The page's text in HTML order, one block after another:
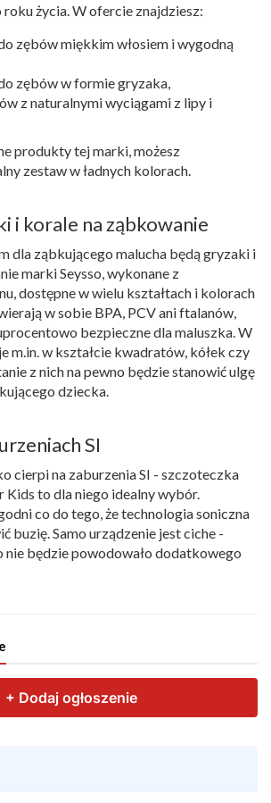
życia. W ofercie znajdziesz:
zębów miękkim włosiem i wygodną
zębów w formie gryzaka,
z naturalnymi wyciągami z lipy i
produkty tej marki, możesz
zestaw w ładnych kolorach.
i korale na ząbkowanie
dla ząbkującego malucha będą gryzaki i
marki Seysso, wykonane z
dostępne w wielu kształtach i kolorach
w sobie BPA, PCV ani ftalanów,
bezpieczne dla maluszka. W
m.in. w kształcie kwadratów, kółek czy
z nich na pewno będzie stanowić ulgę
dziecka.
SI
cierpi na zaburzenia SI - szczoteczka
Kids to dla niego idealny wybór.
co do tego, że technologia soniczna
buzię. Samo urządzenie jest ciche -
nie będzie powodowało dodatkowego